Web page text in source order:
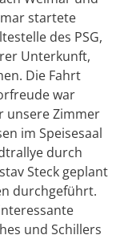
startete
des PSG,
Unterkunft,
Die Fahrt
war
unsere Zimmer
im Speisesaal
durch
Steck geplant
durchgeführt.
und Schillers